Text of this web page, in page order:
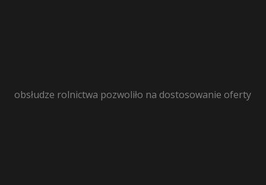
obsłudze rolnictwa pozwoliło na dostosowanie oferty